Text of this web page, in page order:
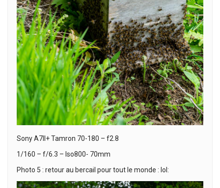
Sony A7II+ Tamron 70-180 – f2.8
1/160 – f/6.3 – Iso800- 70mm
Photo 5 : retour au bercail pour tout le monde : lol: